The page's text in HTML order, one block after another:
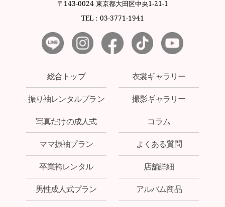
〒143-0024 東京都大田区中央1-21-1
TEL：03-3771-1941
総合トップ
振り袖レンタルプラン
写真だけの成人式
ママ振袖プラン
卒業袴レンタル
男性成人式プラン
衣裳ギャラリー
撮影ギャラリー
コラム
よくある質問
店舗詳細
アルバム商品